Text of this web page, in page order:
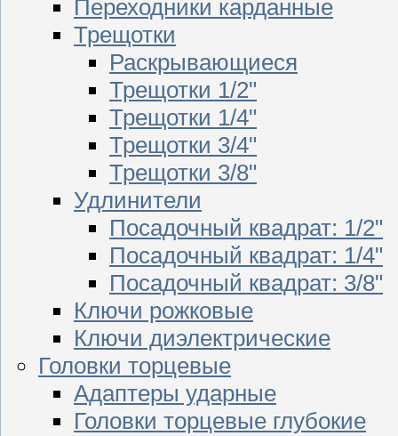
Переходники карданные
Трещотки
Раскрывающиеся
Трещотки 1/2"
Трещотки 1/4"
Трещотки 3/4"
Трещотки 3/8"
Удлинители
Посадочный квадрат: 1/2"
Посадочный квадрат: 1/4"
Посадочный квадрат: 3/8"
Ключи рожковые
Ключи диэлектрические
Головки торцевые
Адаптеры ударные
Головки торцевые глубокие